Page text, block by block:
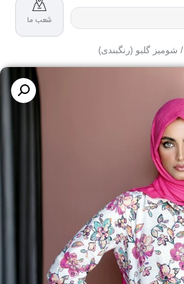
شعب ما
/ شومیز گلبو (رنگبندی)